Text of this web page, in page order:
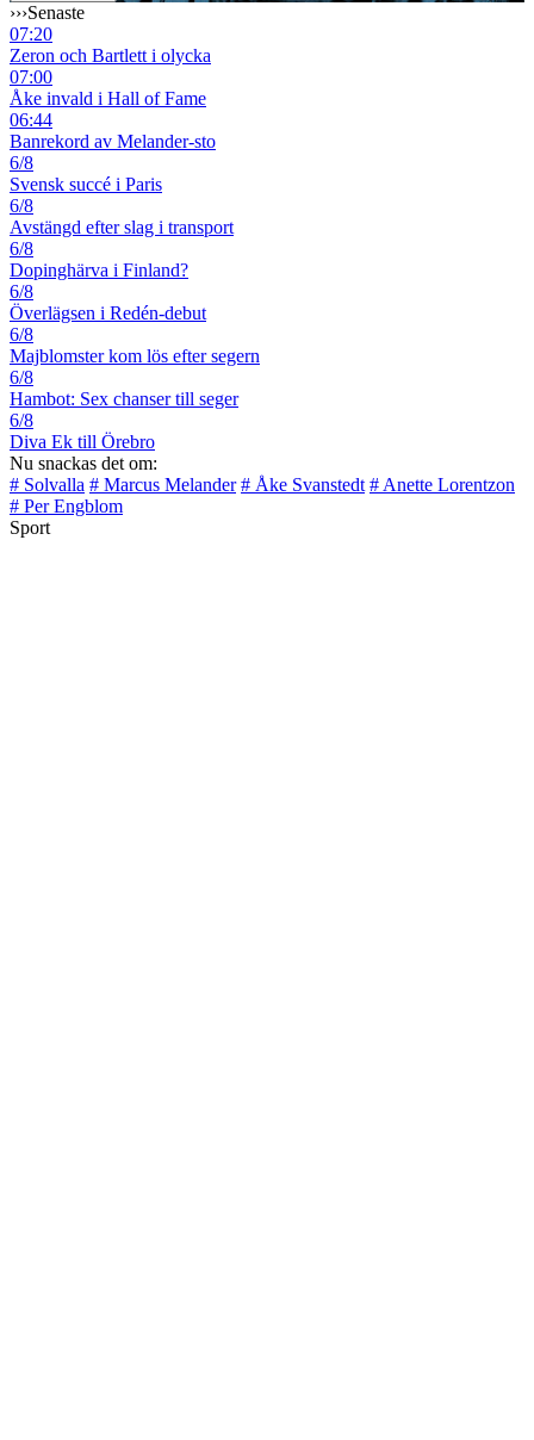
›››Senaste
07:20
Zeron och Bartlett i olycka
07:00
Åke invald i Hall of Fame
06:44
Banrekord av Melander-sto
6/8
Svensk succé i Paris
6/8
Avstängd efter slag i transport
6/8
Dopinghärva i Finland?
6/8
Överlägsen i Redén-debut
6/8
Majblomster kom lös efter segern
6/8
Hambot: Sex chanser till seger
6/8
Diva Ek till Örebro
Nu snackas det om:
# Solvalla # Marcus Melander # Åke Svanstedt # Anette Lorentzon
# Per Engblom
Sport